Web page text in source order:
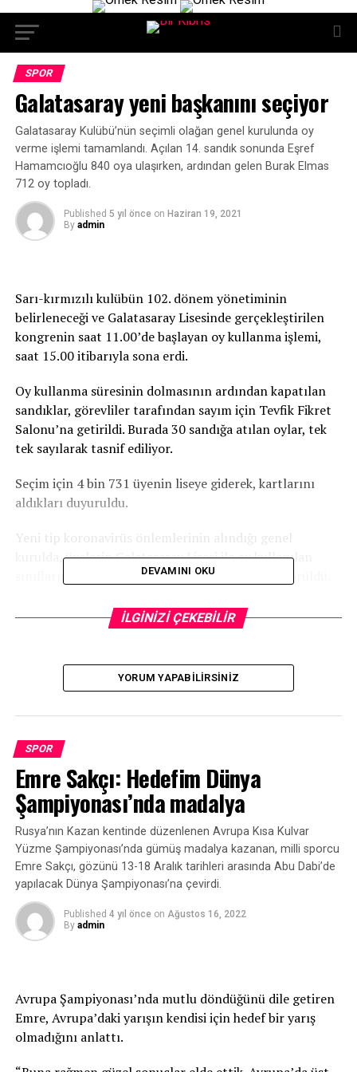
SPOR
Galatasaray yeni başkanını seçiyor
Galatasaray Kulübü’nün seçimli olağan genel kurulunda oy
verme işlemi tamamlandı. Açılan 14. sandık sonunda Eşref
Hamamcıoğlu 840 oya ulaşırken, ardından gelen Burak Elmas
712 oy topladı.
Published 5 yıl önce on Haziran 19, 2021
By admin
Sarı-kırmızılı kulübün 102. dönem yönetiminin
belirleneceği ve Galatasaray Lisesinde gerçekleştirilen
kongrenin saat 11.00’de başlayan oy kullanma işlemi,
saat 15.00 itibarıyla sona erdi.
Oy kullanma süresinin dolmasının ardından kapatılan
sandıklar, görevliler tarafından sayım için Tevfik Fikret
Salonu’na getirildi. Burada 30 sandığa atılan oylar, tek
tek sayılarak tasnif ediliyor.
Seçim için 4 bin 731 üyenin liseye giderek, kartlarını
aldıkları duyuruldu.
Yeni tip koronavirüs önlemlerinin alındığı genel
kurulda, üyelerin Galatasaray Lisesi ile oy kullanılan
sınıfların önünde uzun kuyruklar oluşturduğu görüldü.
Galatasaray seçim sonuçları
Eşref Hamamcıoğlu: 840 Burak Elmas: 712 Metin
Başkan adaylarının yönetim kurulu asil ve yedek listeleri
şöyle:
Metin Öztürk:
Asil: Nasuhi Sezgin, Bora İsmail Bahçetepe, Rıza Tevfik
Morova, Erol Erkuloğlu, Asena Yılmazkaya Dinçbaylı,
İsmail Sarıkaya, Osman Aral, Emre Alkin, Dikran
Gülmezgil, Nihat Kırmızı.
İbrahim Özdemir:
Asil: Mustafa Torok Tanrıyar, Mustafa Keten, Hilmi
DEVAMINI OKU
İLGİNİZİ ÇEKEBİLİR
YORUM YAPABILIRSINIZ
SPOR
Emre Sakçı: Hedefim Dünya
Şampiyonası’nda madalya
Rusya’nın Kazan kentinde düzenlenen Avrupa Kısa Kulvar
Yüzme Şampiyonası’nda gümüş madalya kazanan, milli sporcu
Emre Sakçı, gözünü 13-18 Aralık tarihleri arasında Abu Dabi’de
yapılacak Dünya Şampiyonası’na çevirdi.
Published 4 yıl önce on Ağustos 16, 2022
By admin
Avrupa Şampiyonası’nda mutlu döndüğünü dile getiren
Emre, Avrupa’daki yarışın kendisi için hedef bir yarış
olmadığını anlattı.